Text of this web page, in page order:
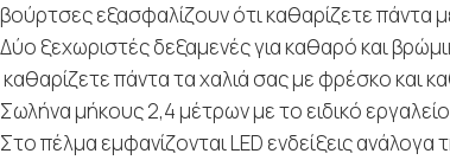
βούρτσες εξασφαλίζουν ότι καθαρίζετε πάντα
Δύο ξεχωριστές δεξαμενές για καθαρό και
καθαρίζετε πάντα τα χαλιά σας με φρέσκο και
Σωλήνα μήκους 2,4 μέτρων με το ειδικό
Στο πέλμα εμφανίζονται LED ενδείξεις ανάλογα